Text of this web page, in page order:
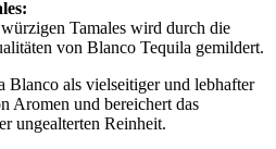
Tamales wird durch die
von Blanco Tequila gemildert.
Blanco als vielseitiger und lebhafter
Aromen und bereichert das
ungealterten Reinheit.